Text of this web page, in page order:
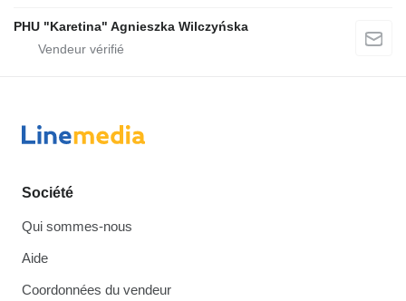
PHU "Karetina" Agnieszka Wilczyńska
Société
Qui sommes-nous
Aide
Coordonnées du vendeur